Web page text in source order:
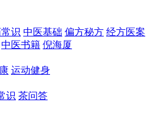
识 中医基础 偏方秘方 经方医案
中医书籍 倪海厦
运动健身
识 茶问答